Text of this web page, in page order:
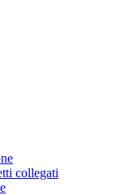
collegati